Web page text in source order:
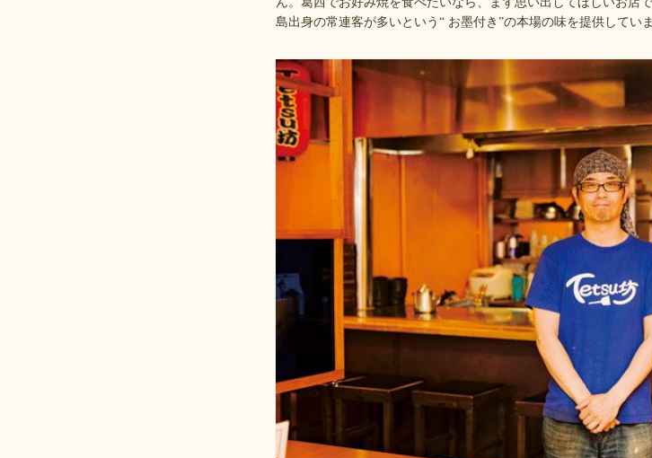
島出身の常連客が多いという“ お墨付き”の本場の味を提供していま